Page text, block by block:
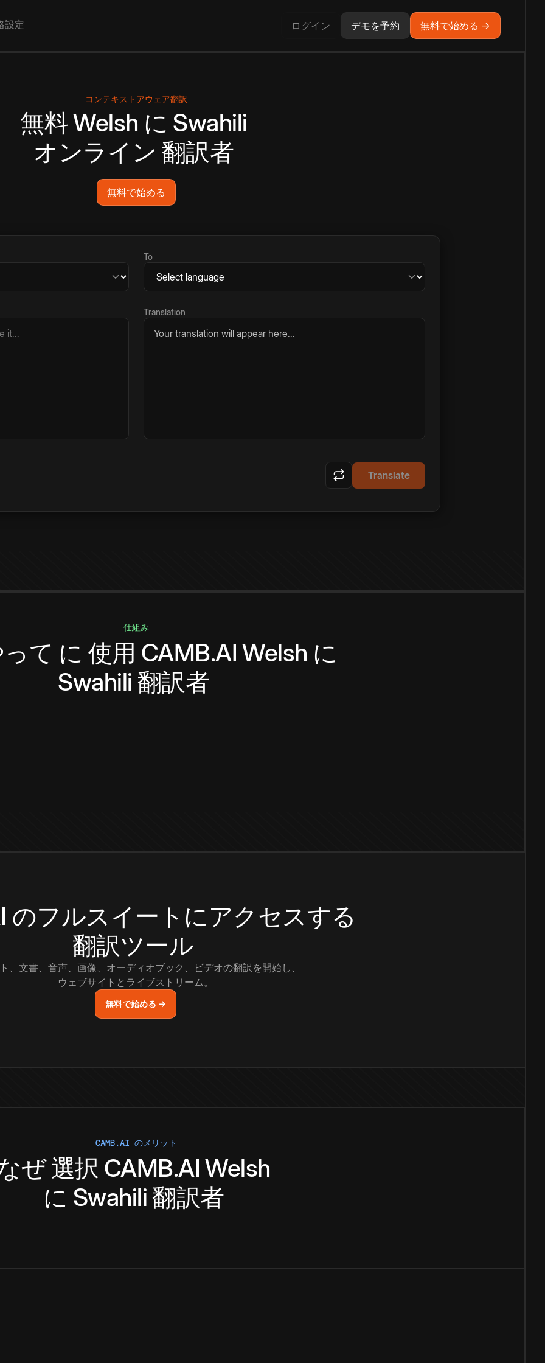
設定 ログイン デモを予約 無料で始める →
コンテキストアウェア翻訳
無料Welsh に Swahili
オンライン 翻訳者
無料で始める
To
Translation
Your translation will appear here...
Translate
仕組み
て に 使用 CAMB.AI Welsh に
Swahili 翻訳者
のフルスイートにアクセスする
翻訳ツール
、文書、音声、画像、オーディオブック、ビデオの翻訳を開始し、
ウェブサイトとライブストリーム。
無料で始める →
CAMB.AI のメリット
ぜ選択 CAMB.AI Welsh
に Swahili 翻訳者